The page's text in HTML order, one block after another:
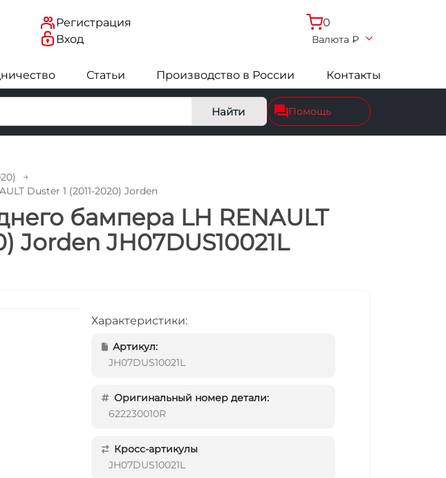
Регистрация
Вход
0
Валюта ₽
Статьи Производство в России Контакты
Найти Помощь
Duster 1 (2011-2020) Jorden
бампера LH RENAULT
Jorden JH07DUS10021L
Характеристики:
Артикул:
JH07DUS10021L
Оригинальный номер детали:
622230010R
Кросс-артикулы
JH07DUS10021L